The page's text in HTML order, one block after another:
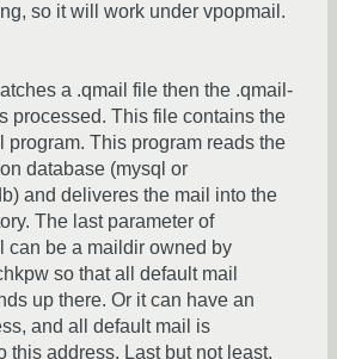
so it will work under vpopmail.
a .qmail file then the .qmail-
processed. This file contains the
program. This program reads the
database (mysql or
and deliveres the mail into the
The last parameter of
can be a maildir owned by
so that all default mail
up there. Or it can have an
and all default mail is
this address. Last but not least,